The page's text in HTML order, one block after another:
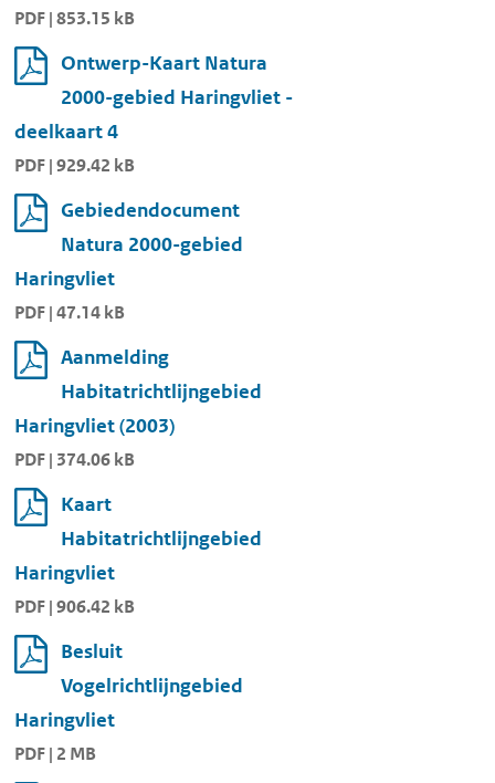
PDF | 853.15 kB
Ontwerp-Kaart Natura
2000-gebied Haringvliet -
deelkaart 4
PDF | 929.42 kB
Gebiedendocument
Natura 2000-gebied
Haringvliet
PDF | 47.14 kB
Aanmelding
Habitatrichtlijngebied
Haringvliet (2003)
PDF | 374.06 kB
Kaart
Habitatrichtlijngebied
Haringvliet
PDF | 906.42 kB
Besluit
Vogelrichtlijngebied
Haringvliet
PDF | 2 MB